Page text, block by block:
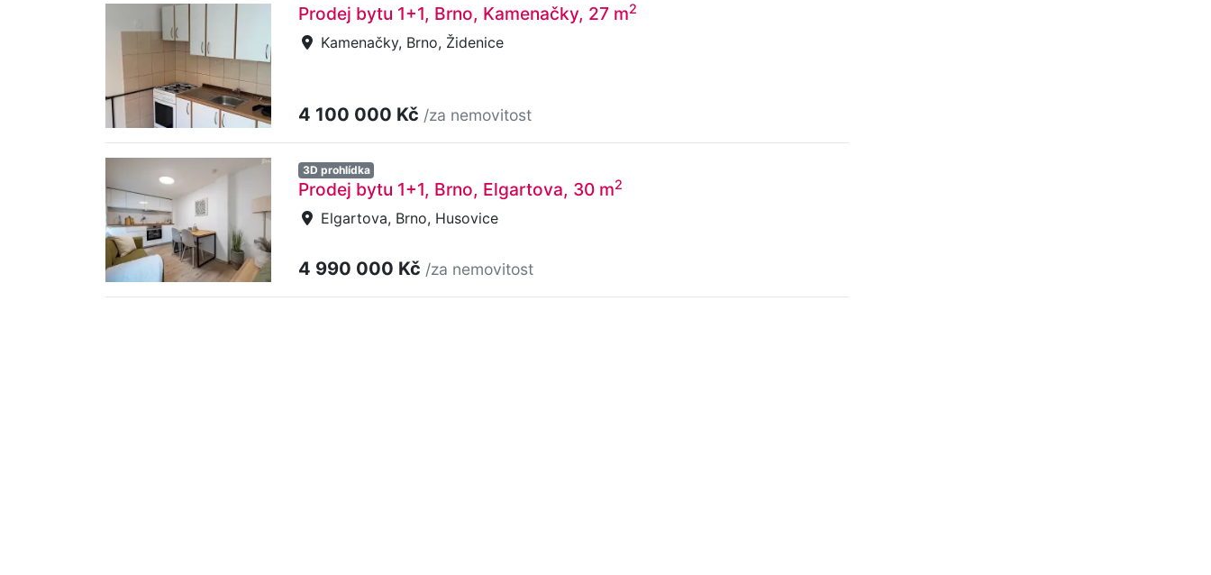
Prodej bytu 1+1, Brno, Kamenačky, 27 m2
Kamenačky, Brno, Židenice
4 100 000 Kč /za nemovitost
3D prohlídka
Prodej bytu 1+1, Brno, Elgartova, 30 m2
Elgartova, Brno, Husovice
4 990 000 Kč /za nemovitost